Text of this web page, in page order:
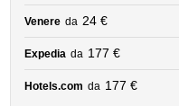
Venere da 24 €
Expedia da 177 €
Hotels.com da 177 €